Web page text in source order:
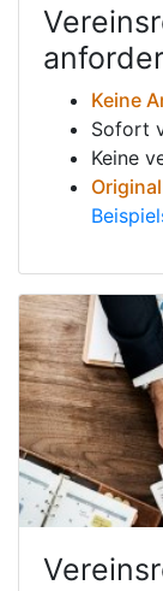
Keine
Sofort
Keine